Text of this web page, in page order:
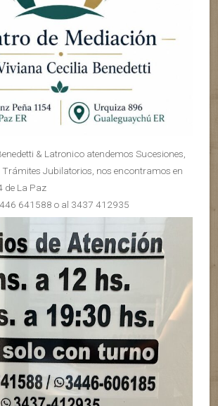
& Latronico atendemos Sucesiones,
Trámites Jubilatorios, nos encontramos en
de La Paz
641588 o al 3437 412935